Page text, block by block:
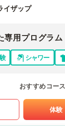
イザップ
専用プログラム
シャワー
おすすめコー
体験